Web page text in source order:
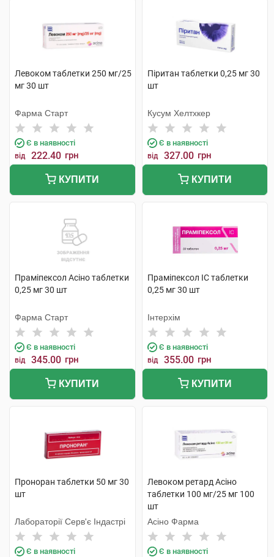
Левоком таблетки 250 мг/25
мг 30 шт
Фарма Старт
Є в наявності
від 222.40 грн
КУПИТИ
Піритан таблетки 0,25 мг 30
шт
Кусум Хелтхкер
Є в наявності
від 327.00 грн
КУПИТИ
Праміпексол Асіно таблетки
0,25 мг 30 шт
Фарма Старт
Є в наявності
від 345.00 грн
КУПИТИ
Праміпексол IC таблетки
0,25 мг 30 шт
Інтерхім
Є в наявності
від 355.00 грн
КУПИТИ
Проноран таблетки 50 мг 30
шт
Лабораторії Серв'є Індастрі
Є в наявності
Левоком ретард Асіно
таблетки 100 мг/25 мг 100
шт
Асіно Фарма
Є в наявності